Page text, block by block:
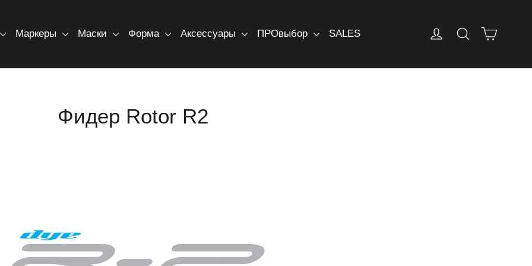
Маркеры Маски Форма Аксессуары ПРОвыбор SALES Log in Искать
Фидер Rotor R2